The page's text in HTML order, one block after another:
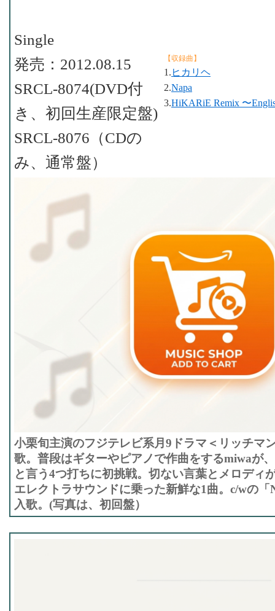
【収録曲】
1. ヒカリヘ
2.Napa
3.HiKARiE Remix 〜
Single
発売：2012.08.15
SRCL-8074(DVD付
き、初回生産限定盤)
SRCL-8076（CDの
み、通常盤）
小栗旬主演のフジテレビ系月9ドラマ＜リッチマ
歌。普段はギターやピアノで作曲をするmiwaが
と言う4つ打ちに初挑戦。切ない言葉とメロディ
エレクトラサウンドに乗った新鮮な1曲。c/wの
入歌。(写真は、初回盤）